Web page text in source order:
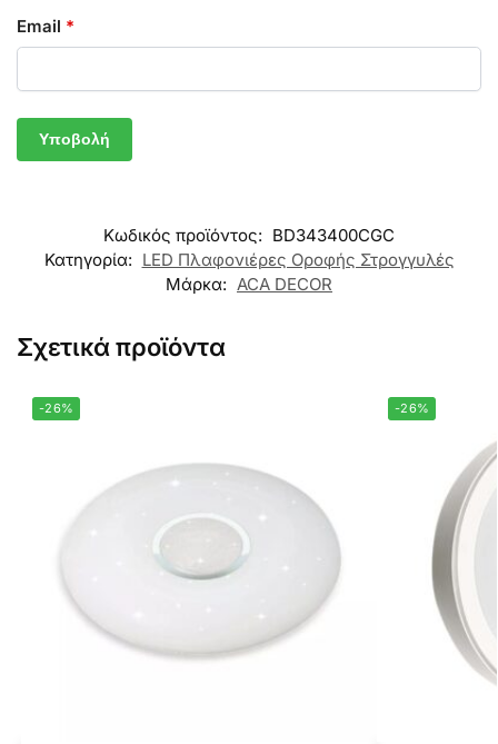
Email *
Κωδικός προϊόντος: BD343400CGC
Κατηγορία: LED Πλαφονιέρες Οροφής Στρογγυλές
Μάρκα: ACA DECOR
Σχετικά προϊόντα
-26% -26%